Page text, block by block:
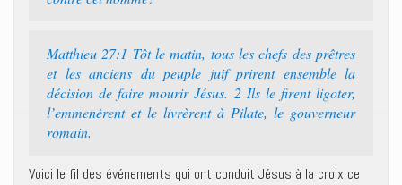
Matthieu 27:1 Tôt le matin, tous les chefs des prêtres
et les anciens du peuple juif prirent ensemble la
décision de faire mourir Jésus. 2 Ils le firent ligoter,
l’emmenèrent et le livrèrent à Pilate, le gouverneur
romain.
Voici le fil des événements qui ont conduit Jésus à la croix ce